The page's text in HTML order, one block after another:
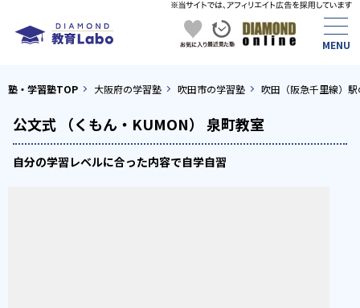
塾・学習塾TOP 大阪府の学習塾 吹田市の学習塾 吹田（阪急千里線）
公文式 （くもん・KUMON） 泉町教室
自分の学習レベルに合った内容で自学自習